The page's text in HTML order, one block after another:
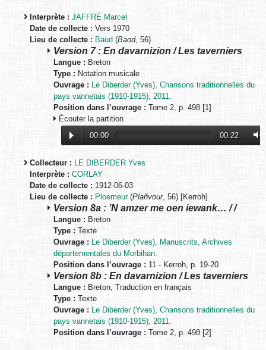
Interprète : JAFFRÉ Marcel
Date de collecte : Vers 1970
Lieu de collecte : Baud (Baod, 56)
Version 7 : En davarnizion / Les taverniers
Langue : Breton
Type : Notation musicale
Ouvrage : Le Diberder (Yves), Chansons traditionnelles du
pays vannetais (1910-1915), 2011.
Position dans l’ouvrage : Tome 2, p. 498 [1]
Écouter la partition
00:00
00:22
Collecteur : LE DIBERDER Yves
Interprète : CORLAY
Date de collecte : 1912-06-03
Lieu de collecte : Ploemeur(Plañvour, 56) [Kerroh]
Version 8a : ’N amzer me oen iewank… / /
Langue : Breton
Type : Texte
Ouvrage : Le Diberder (Yves), Manuscrits, Archives
départementales du Morbihan.
Position dans l’ouvrage : 11 - Kerroh, p. 19-20
Version 8b : En davarnizion / Les taverniers
Langue : Breton, Traduction en français
Type : Texte
Ouvrage : Le Diberder (Yves), Chansons traditionnelles du
pays vannetais (1910-1915), 2011.
Position dans l’ouvrage : Tome 2, p. 498 [2]